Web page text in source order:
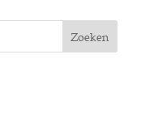
Zoeken